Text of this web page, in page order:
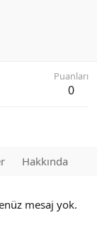
Puanları
0
Hakkında
mesaj yok.